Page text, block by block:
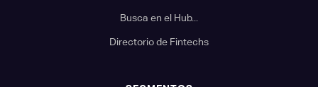
Busca en el Hub...
Directorio de Fintechs